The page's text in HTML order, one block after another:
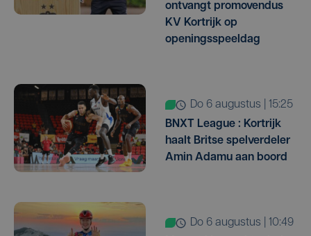
ontvangt promovendus
KV Kortrijk op
openingsspeeldag
do 6 augustus | 15:25
BNXT League : Kortrijk
haalt Britse spelverdeler
Amin Adamu aan boord
do 6 augustus | 10:49